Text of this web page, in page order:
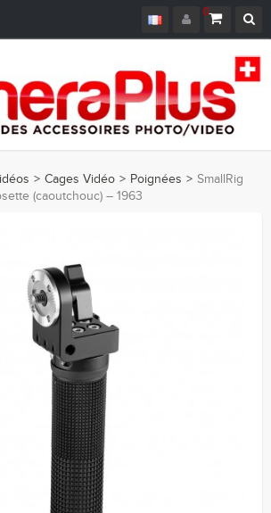
0
> Cages Vidéo > Poignées > SmallRig
(caoutchouc) – 1963